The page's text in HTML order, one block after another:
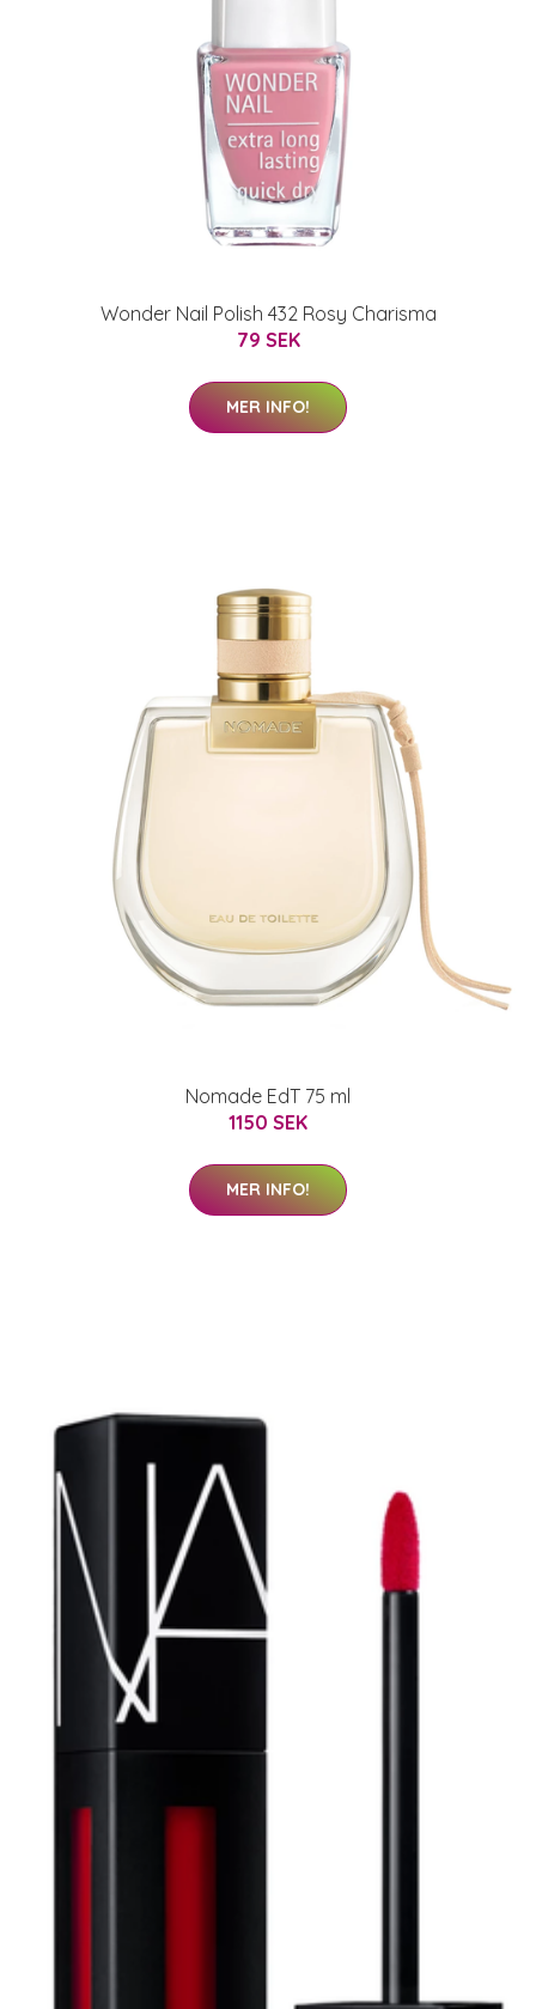
Wonder Nail Polish 432 Rosy Charisma
79 SEK
MER INFO!
Nomade EdT 75 ml
1150 SEK
MER INFO!